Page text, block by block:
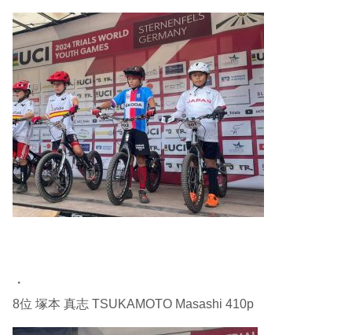
・
8位 塚本 真志 TSUKAMOTO Masashi 410p